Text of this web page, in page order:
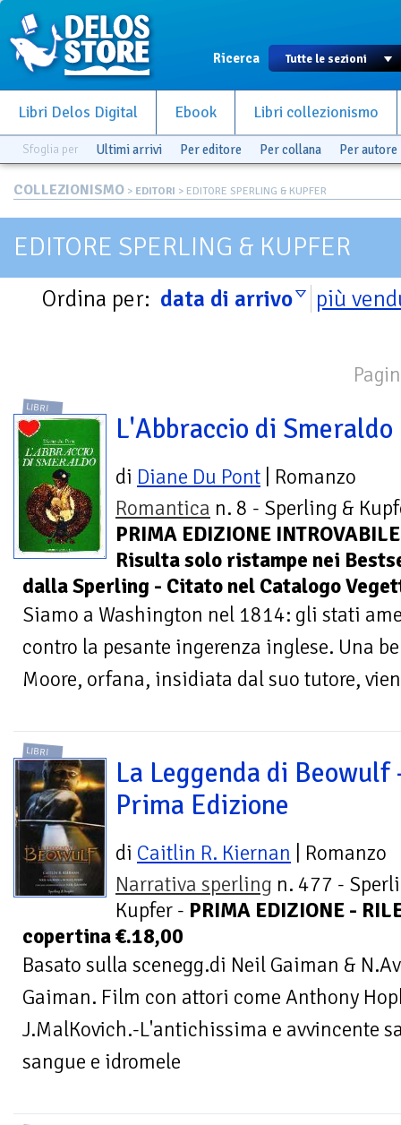
Ricerca
Libri Delos Digital Ebook Libri collezionismo
Sfoglia per Ultimi arrivi Per editore Per collana Per autore
COLLEZIONISMO > EDITORI > EDITORE SPERLING & KUPFER
EDITORE SPERLING & KUPFER
Ordina per: data di arrivo più
LIBRI
L'Abbraccio di Smeraldo
di Diane Du Pont | Romanzo
Romantica n. 8 - Sperling &
PRIMA EDIZIONE
Risulta solo ristampe nei
dalla Sperling - Citato nel Catalogo
Siamo a Washington nel 1814: gli stati
contro la pesante ingerenza inglese. Una
Moore, orfana, insidiata dal suo tutore,
LIBRI
La Leggenda di Beowulf
Prima Edizione
di Caitlin R. Kiernan | Romanzo
Narrativa sperling n. 477 -
Kupfer - PRIMA EDIZIONE -
copertina €.18,00
Basato sulla scenegg.di Neil Gaiman &
Gaiman. Film con attori come Anthony
J.MalKovich.-L'antichissima e avvincente
sangue e idromele